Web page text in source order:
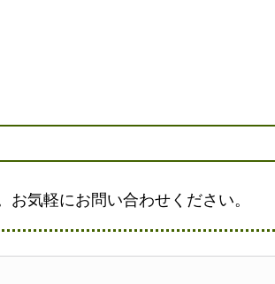
気軽にお問い合わせください。